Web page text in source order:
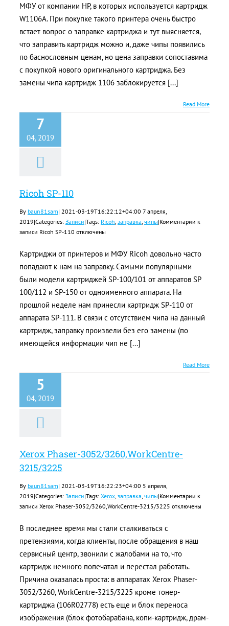
МФУ от компании HP, в которых используется картридж
W1106A. При покупке такого принтера очень быстро
встает вопрос о заправке картриджа и тут выясняется,
что заправить картридж можно и, даже чипы появились
по баснословным ценам, но цена заправки сопоставима
с покупкой нового оригинального картриджа. Без
замены чипа картридж 1106 заблокируется [...]
Read More
7
04, 2019
Ricoh SP-110
By baun81sam| 2021-03-19T16:22:12+04:00 7 апреля,
2019|Categories: Записи|Tags: Ricoh, заправка, чипы|Комментарии к
записи Ricoh SP-110 отключены
Картриджи от принтеров и МФУ Ricoh довольно часто
попадают к нам на заправку. Самыми популярными
были модели картриджей SP-100/101 от аппаратов SP
100/112 и SP-150 от одноименного аппарата. На
прошлой неделе нам принесли картридж SP-110 от
аппарата SP-111. В связи с отсутствием чипа на данный
картридж, заправку произвели без его замены (по
имеющейся информации чип не [...]
Read More
5
04, 2019
Xerox Phaser-3052/3260,WorkCentre-
3215/3225
By baun81sam| 2021-03-19T16:22:23+04:00 5 апреля,
2019|Categories: Записи|Tags: Xerox, заправка, чипы|Комментарии к
записи Xerox Phaser-3052/3260,WorkCentre-3215/3225 отключены
В последнее время мы стали сталкиваться с
претензиями, когда клиенты, после обращения в наш
сервисный центр, звонили с жалобами на то, что
картридж немного попечатал и перестал работать.
Причина оказалась проста: в аппаратах Xerox Phaser-
3052/3260, WorkCentre-3215/3225 кроме тонер-
картриджа (106R02778) есть еще и блок переноса
изображения (блок фотобарабана, копи-картридж, драм-